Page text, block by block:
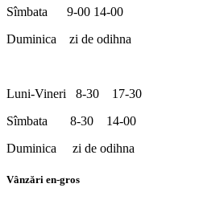
Sîmbata 9-00 14-00
Duminica zi de odihna
Luni-Vineri 8-30 17-30
Sîmbata 8-30 14-00
Duminica zi de odihna
Vânzări en-gros